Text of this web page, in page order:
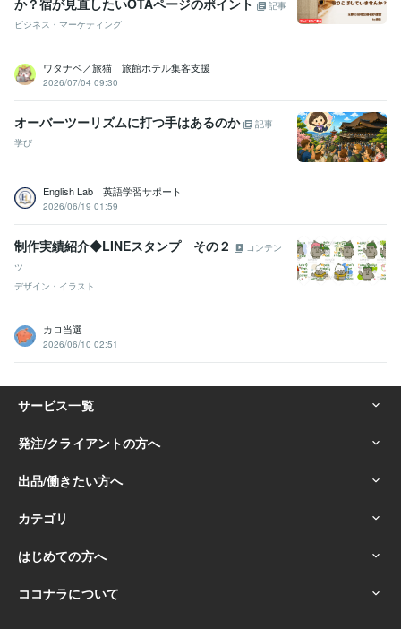
記事
ビジネス・マーケティング
ワタナベ／旅猫 旅館ホテル集客支援
2026/07/04 09:30
オーバーツーリズムに打つ手はあるのか
記事
学び
English Lab｜英語学習サポート
2026/06/19 01:59
制作実績紹介◆LINEスタンプ その２
コンテン
ツ
デザイン・イラスト
カロ当選
2026/06/10 02:51